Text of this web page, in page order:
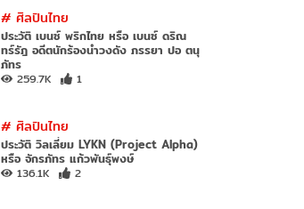
# ศิลปินไทย
ประวัติ เบนซ์ พริกไทย หรือ เบนซ์ ดริณ
ทร์รัฎ อดีตนักร้องนำวงดัง ภรรยา ปอ ตนุ
ภัทร
259.7K 1
# ศิลปินไทย
ประวัติ วิลเลี่ยม LYKN (Project Alpha)
หรือ จักรภัทร แก้วพันธุ์พงษ์
136.1K 2